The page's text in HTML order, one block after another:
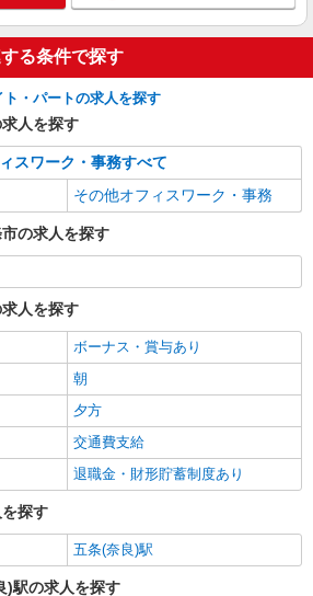
る条件で探す
・パートの求人を探す
人を探す
スワーク・事務すべて
その他オフィスワーク・事務
の求人を探す
人を探す
ボーナス・賞与あり
朝
夕方
交通費支給
退職金・財形貯蓄制度あり
探す
五条(奈良)駅
)駅の求人を探す